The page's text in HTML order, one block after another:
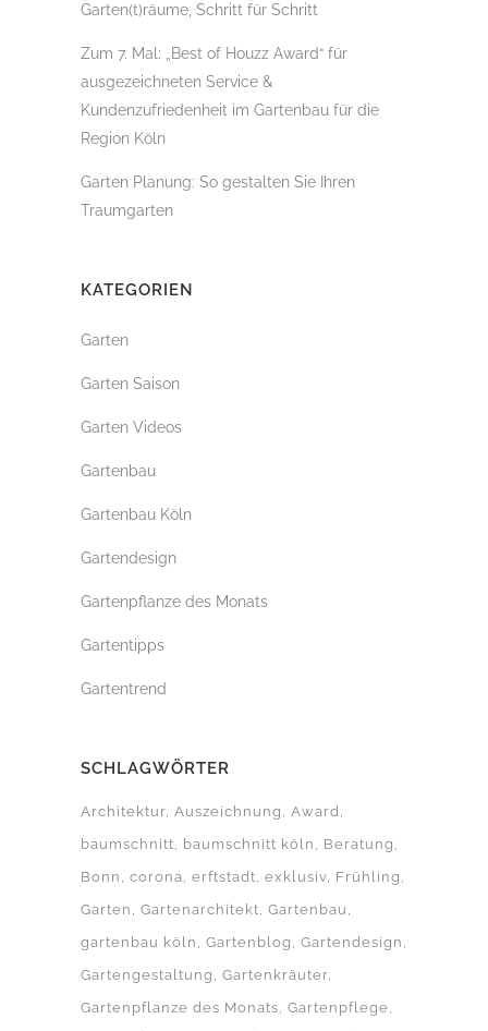
Garten(t)räume, Schritt für Schritt
Zum 7. Mal: „Best of Houzz Award“ für
ausgezeichneten Service &
Kundenzufriedenheit im Gartenbau für die
Region Köln
Garten Planung: So gestalten Sie Ihren
Traumgarten
KATEGORIEN
Garten
Garten Saison
Garten Videos
Gartenbau
Gartenbau Köln
Gartendesign
Gartenpflanze des Monats
Gartentipps
Gartentrend
SCHLAGWÖRTER
Architektur Auszeichnung
Award
baumschnitt
baumschnitt köln
Beratung
Bonn
corona erftstadt exklusiv Frühling
Garten
Gartenarchitekt Gartenbau
gartenbau köln
Gartenblog
Gartendesign
Gartengestaltung
Gartenkräuter
Gartenpflanze des Monats Gartenpflege